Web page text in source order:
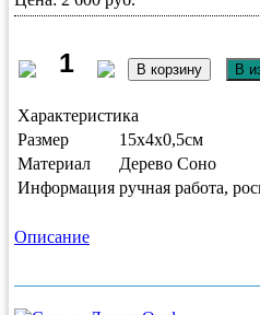
Характеристика
Размер
15х4х0,5см
Материал
Дерево Соно
Информация ручная работа,
Описание